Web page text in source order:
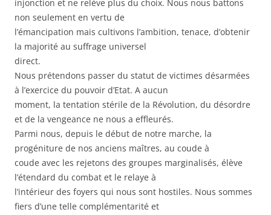
injonction et ne relève plus du choix. Nous nous battons
non seulement en vertu de
l’émancipation mais cultivons l’ambition, tenace, d’obtenir
la majorité au suffrage universel
direct.
Nous prétendons passer du statut de victimes désarmées
à l’exercice du pouvoir d’Etat. A aucun
moment, la tentation stérile de la Révolution, du désordre
et de la vengeance ne nous a effleurés.
Parmi nous, depuis le début de notre marche, la
progéniture de nos anciens maîtres, au coude à
coude avec les rejetons des groupes marginalisés, élève
l’étendard du combat et le relaye à
l’intérieur des foyers qui nous sont hostiles. Nous sommes
fiers d’une telle complémentarité et